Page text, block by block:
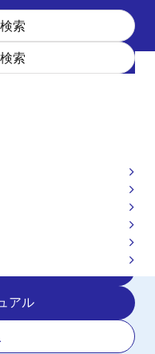
イクロプロセッサ
ングに最適な
マイクロコン
アル